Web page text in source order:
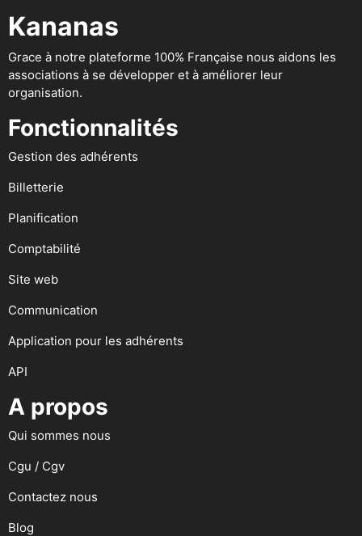
Kananas
Grace à notre plateforme 100% Française nous aidons les
associations à se développer et à améliorer leur
organisation.
Fonctionnalités
Gestion des adhérents
Billetterie
Planification
Comptabilité
Site web
Communication
Application pour les adhérents
API
A propos
Qui sommes nous
Cgu / Cgv
Contactez nous
Blog